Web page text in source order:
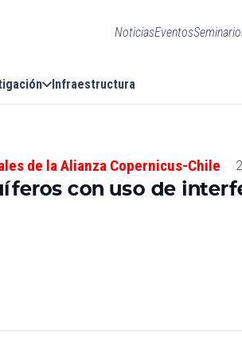
NoticiasEventos
Infraestructura
de la Alianza Copernicus-Chile
con uso de